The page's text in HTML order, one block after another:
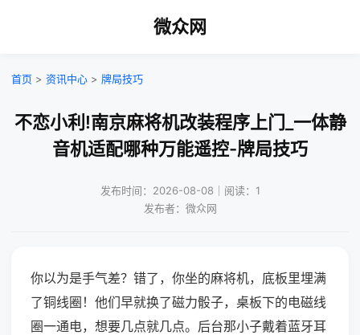
微众网
首页 > 资讯中心 > 牌局技巧
不恋小利!南京麻将机改装程序上门_一体静
音机适配哪种万能遥控-牌局技巧
发布时间：2026-08-08｜阅读：1
发布者：微众网
你以为是手气差？错了，你坐的麻将机，底板里埋满
了铜线圈！他们早就换了磁力骰子，桌板下的电磁线
圈一通电，想要几点就几点。后台那小子戴着蓝牙耳